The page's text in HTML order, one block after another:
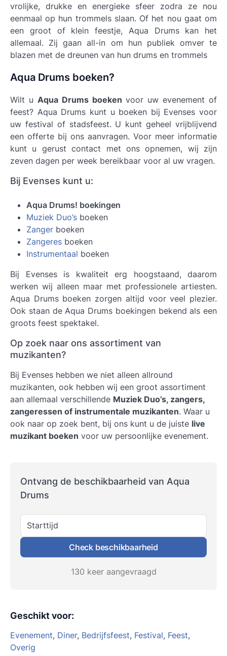
vrolijke, drukke en energieke sfeer zodra ze nou
eenmaal op hun trommels slaan. Of het nou gaat om
een groot of klein feestje, Aqua Drums kan het
allemaal. Zij gaan all-in om hun publiek omver te
blazen met de dreunen van hun drums en trommels
Aqua Drums boeken?
Wilt u Aqua Drums boeken voor uw evenement of
feest? Aqua Drums kunt u boeken bij Evenses voor
uw festival of stadsfeest. U kunt geheel vrijblijvend
een offerte bij ons aanvragen. Voor meer informatie
kunt u gerust contact met ons opnemen, wij zijn
zeven dagen per week bereikbaar voor al uw vragen.
Bij Evenses kunt u:
Aqua Drums! boekingen
Muziek Duo’s boeken
Zanger boeken
Zangeres boeken
Instrumentaal boeken
Bij Evenses is kwaliteit erg hoogstaand, daarom
werken wij alleen maar met professionele artiesten.
Aqua Drums boeken zorgen altijd voor veel plezier.
Ook staan de Aqua Drums boekingen bekend als een
groots feest spektakel.
Op zoek naar ons assortiment van
muzikanten?
Bij Evenses hebben we niet alleen allround
muzikanten, ook hebben wij een groot assortiment
aan allemaal verschillende Muziek Duo’s, zangers,
zangeressen of instrumentale muzikanten. Waar u
ook naar op zoek bent, bij ons kunt u de juiste live
muzikant boeken voor uw persoonlijke evenement.
Ontvang de beschikbaarheid van Aqua
Drums
Starttijd
Check beschikbaarheid
130 keer aangevraagd
Geschikt voor:
Evenement, Diner, Bedrijfsfeest, Festival, Feest,
Overig